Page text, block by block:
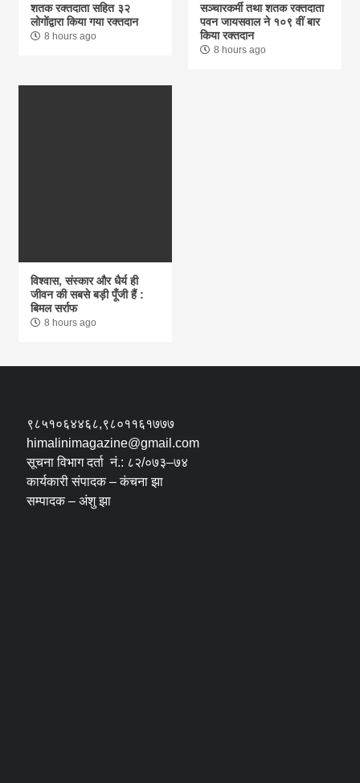
शतक रक्तदाता सहित ३२
लोगोंद्वारा किया गया रक्तदान
8 hours ago
सञ्चारकर्मी तथा शतक रक्तदाता
पवन जायसवाल ने १०९ वीं बार
किया रक्तदान
8 hours ago
विश्वास, संस्कार और धैर्य ही
जीवन की सबसे बड़ी पूँजी हैं :
बिमल सर्राफ
8 hours ago
९८५१०६४४६८,९८०११६१७७७
himalinimagazine@gmail.com
सूचना विभाग दर्ता नं.: ८२/०७३–७४
कार्यकारी संपादक – कंचना झा
सम्पादक – अंशु झा